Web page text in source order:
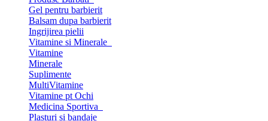
Gel pentru barbierit
Balsam dupa barbierit
Ingrijirea pielii
Vitamine si Minerale
Vitamine
Minerale
Suplimente
MultiVitamine
Vitamine pt Ochi
Medicina Sportiva
Plasturi si bandaje